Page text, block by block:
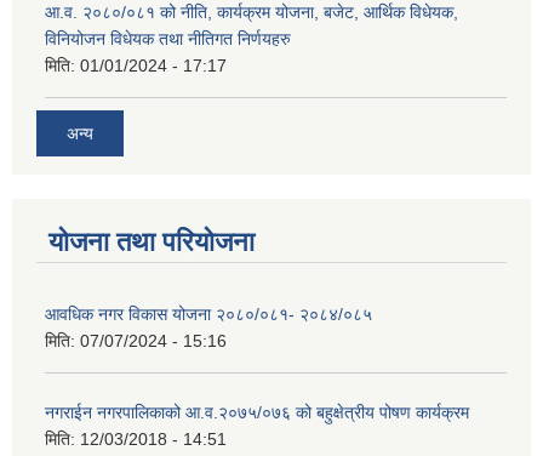
आ.व. २०८०/०८१ को नीति, कार्यक्रम योजना, बजेट, आर्थिक विधेयक,
विनियोजन विधेयक तथा नीतिगत निर्णयहरु
मिति: 01/01/2024 - 17:17
अन्य
योजना तथा परियोजना
आवधिक नगर विकास योजना २०८०/०८१- २०८४/०८५
मिति: 07/07/2024 - 15:16
नगराईन नगरपालिकाको आ.व.२०७५/०७६ को बहुक्षेत्रीय पोषण कार्यक्रम
मिति: 12/03/2018 - 14:51